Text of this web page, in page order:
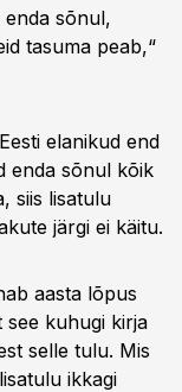
enda sõnul,
tasuma peab,“
elanikud end
enda sõnul kõik
siis lisatulu
järgi ei käitu.
aasta lõpus
kuhugi kirja
selle tulu. Mis
ikkagi